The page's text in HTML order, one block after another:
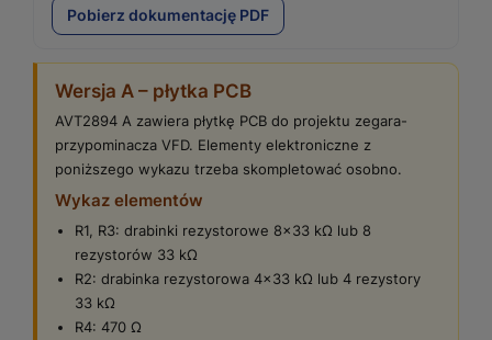
Pobierz dokumentację PDF
Wersja A – płytka PCB
AVT2894 A zawiera płytkę PCB do projektu zegara-
przypominacza VFD. Elementy elektroniczne z
poniższego wykazu trzeba skompletować osobno.
Wykaz elementów
R1, R3: drabinki rezystorowe 8×33 kΩ lub 8
rezystorów 33 kΩ
R2: drabinka rezystorowa 4×33 kΩ lub 4 rezystory
33 kΩ
R4: 470 Ω